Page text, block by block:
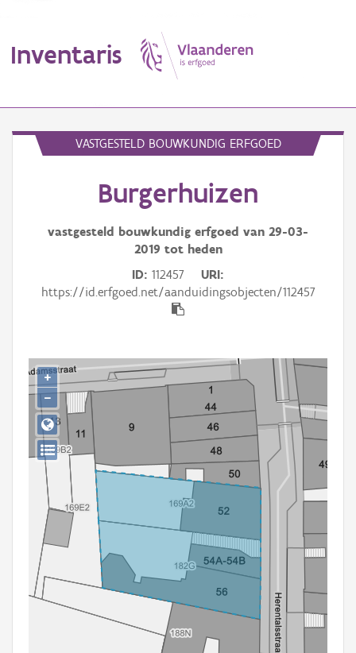
Inventaris
Aanduidingsobject
Thema
Persoon of collectief
Downloads
Hergebruik
Aanmelden
VASTGESTELD BOUWKUNDIG ERFGOED
Burgerhuizen
vastgesteld bouwkundig erfgoed van 29-03-
2019 tot heden
ID 112457
URI
https://id.erfgoed.net/aanduidingsobjecten/112457
+
−